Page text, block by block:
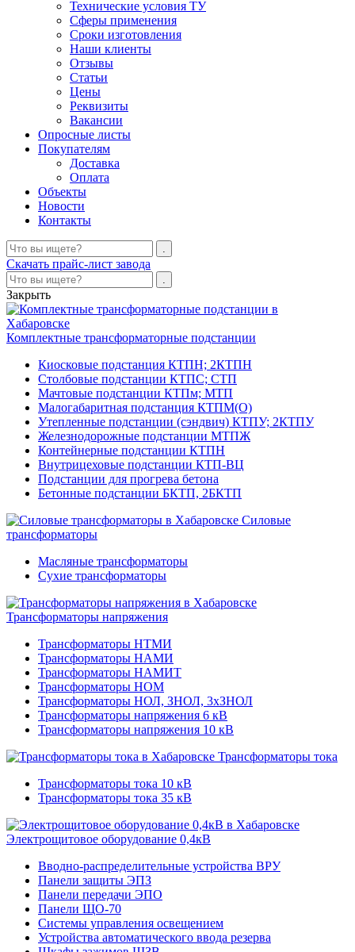
Технические условия ТУ
Сферы применения
Сроки изготовления
Наши клиенты
Отзывы
Статьи
Цены
Реквизиты
Вакансии
Опросные листы
Покупателям
Доставка
Оплата
Объекты
Новости
Контакты
Скачать прайс-лист завода
Закрыть
Комплектные трансформаторные подстанции
Киосковые подстанция КТПН; 2КТПН
Столбовые подстанции КТПС; СТП
Мачтовые подстанции КТПм; МТП
Малогабаритная подстанция КТПМ(О)
Утепленные подстанции (сэндвич) КТПУ; 2КТПУ
Железнодорожные подстанции МТПЖ
Контейнерные подстанции КТПН
Внутрицеховые подстанции КТП-ВЦ
Подстанции для прогрева бетона
Бетонные подстанции БКТП, 2БКТП
Силовые
трансформаторы
Масляные трансформаторы
Сухие трансформаторы
Трансформаторы напряжения
Трансформаторы НТМИ
Трансформаторы НАМИ
Трансформаторы НАМИТ
Трансформаторы НОМ
Трансформаторы НОЛ, ЗНОЛ, 3хЗНОЛ
Трансформаторы напряжения 6 кВ
Трансформаторы напряжения 10 кВ
Трансформаторы тока
Трансформаторы тока 10 кВ
Трансформаторы тока 35 кВ
Электрощитовое оборудование 0,4кВ
Вводно-распределительные устройства ВРУ
Панели защиты ЭПЗ
Панели передачи ЭПО
Панели ЩО-70
Системы управления освещением
Устройства автоматического ввода резерва